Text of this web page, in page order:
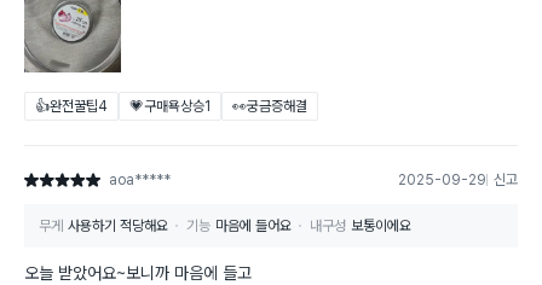
👍완전꿀팁4 💗구매욕상승1 👀궁금증해결
별점 5점 aoa***** 2025-09-29 신고
무게 사용하기 적당해요 기능 마음에 들어요 내구성 보통이에요
오늘 받았어요~보니까 마음에 들고